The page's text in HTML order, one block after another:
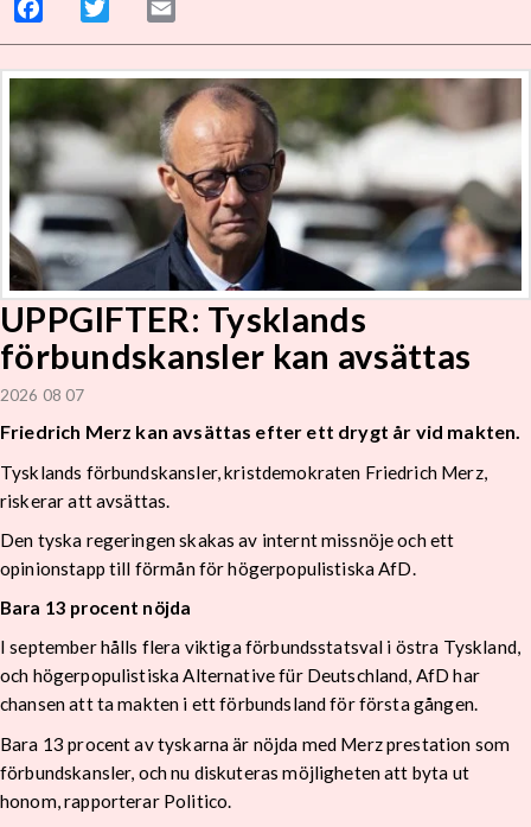
Facebook Twitter
UPPGIFTER: Tysklands
förbundskansler kan avsättas
2026 08 07
Friedrich Merz kan avsättas efter ett drygt år vid makten.
Tysklands förbundskansler, kristdemokraten Friedrich Merz,
riskerar att avsättas.
Den tyska regeringen skakas av internt missnöje och ett
opinionstapp till förmån för högerpopulistiska AfD.
Bara 13 procent nöjda
I september hålls flera viktiga förbundsstatsval i östra Tyskland,
och högerpopulistiska Alternative für Deutschland, AfD har
chansen att ta makten i ett förbundsland för första gången.
Bara 13 procent av tyskarna är nöjda med Merz prestation som
förbundskansler, och nu diskuteras möjligheten att byta ut
honom, rapporterar Politico.